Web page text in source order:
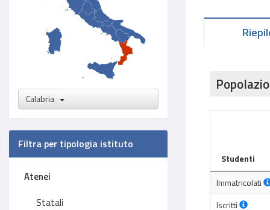
Calabria
Filtra per tipologia istituto
Atenei
Statali
Studenti
Immatricolati
Iscritti